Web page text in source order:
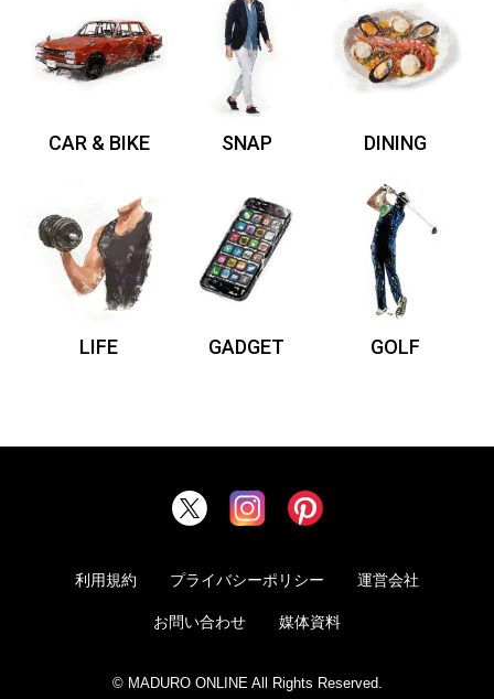
CAR & BIKE SNAP DINING
LIFE GADGET GOLF
利用規約 プライバシーポリシー 運営会社
お問い合わせ 媒体資料
© MADURO ONLINE All Rights Reserved.